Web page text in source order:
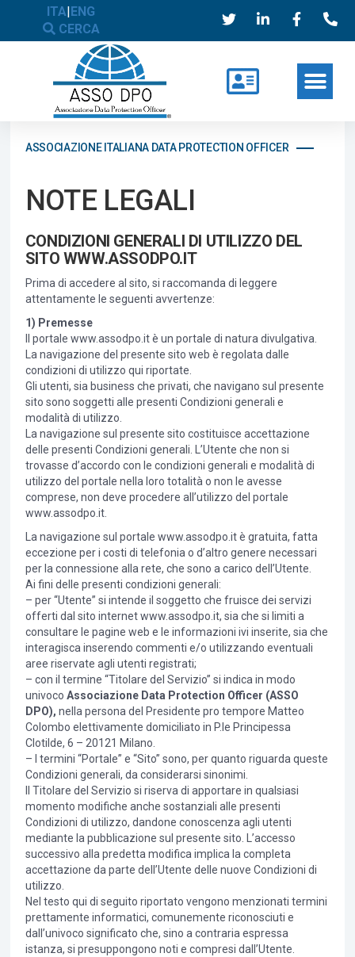
ITA|ENG
CERCA
ASSOCIAZIONE ITALIANA DATA PROTECTION OFFICER
NOTE LEGALI
CONDIZIONI GENERALI DI UTILIZZO DEL
SITO WWW.ASSODPO.IT
Prima di accedere al sito, si raccomanda di leggere
attentamente le seguenti avvertenze:
1) Premesse
Il portale www.assodpo.it è un portale di natura divulgativa.
La navigazione del presente sito web è regolata dalle
condizioni di utilizzo qui riportate.
Gli utenti, sia business che privati, che navigano sul presente
sito sono soggetti alle presenti Condizioni generali e
modalità di utilizzo.
La navigazione sul presente sito costituisce accettazione
delle presenti Condizioni generali. L’Utente che non si
trovasse d’accordo con le condizioni generali e modalità di
utilizzo del portale nella loro totalità o non le avesse
comprese, non deve procedere all’utilizzo del portale
www.assodpo.it.
La navigazione sul portale www.assodpo.it è gratuita, fatta
eccezione per i costi di telefonia o d’altro genere necessari
per la connessione alla rete, che sono a carico dell’Utente.
Ai fini delle presenti condizioni generali:
– per “Utente” si intende il soggetto che fruisce dei servizi
offerti dal sito internet www.assodpo.it, sia che si limiti a
consultare le pagine web e le informazioni ivi inserite, sia che
interagisca inserendo commenti e/o utilizzando eventuali
aree riservate agli utenti registrati;
– con il termine “Titolare del Servizio” si indica in modo
univoco Associazione Data Protection Officer (ASSO
DPO), nella persona del Presidente pro tempore Matteo
Colombo elettivamente domiciliato in P.le Principessa
Clotilde, 6 – 20121 Milano.
– I termini “Portale” e “Sito” sono, per quanto riguarda queste
Condizioni generali, da considerarsi sinonimi.
Il Titolare del Servizio si riserva di apportare in qualsiasi
momento modifiche anche sostanziali alle presenti
Condizioni di utilizzo, dandone conoscenza agli utenti
mediante la pubblicazione sul presente sito. L’accesso
successivo alla predetta modifica implica la completa
accettazione da parte dell’Utente delle nuove Condizioni di
utilizzo.
Nel testo qui di seguito riportato vengono menzionati termini
prettamente informatici, comunemente riconosciuti e
dall’univoco significato che, sino a contraria espressa
istanza, si presuppongono noti e compresi dall’Utente.